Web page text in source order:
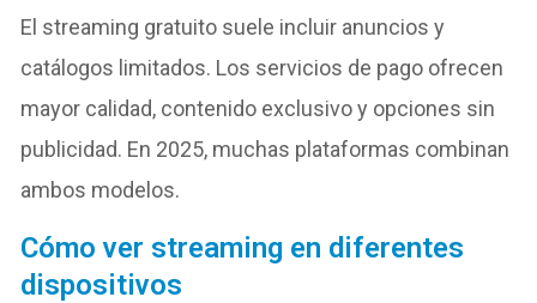
El streaming gratuito suele incluir anuncios y
catálogos limitados. Los servicios de pago ofrecen
mayor calidad, contenido exclusivo y opciones sin
publicidad. En 2025, muchas plataformas combinan
ambos modelos.
Cómo ver streaming en diferentes
dispositivos